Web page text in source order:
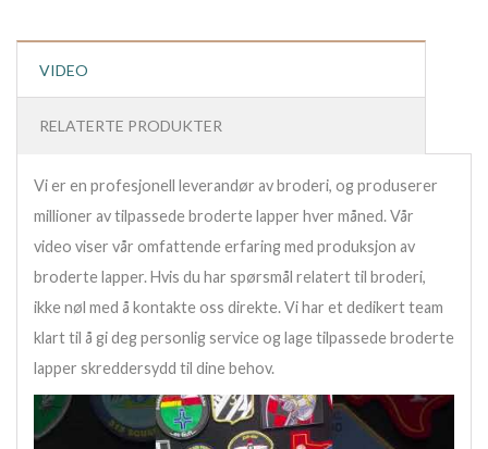
VIDEO
RELATERTE PRODUKTER
Vi er en profesjonell leverandør av broderi, og produserer
millioner av tilpassede broderte lapper hver måned. Vår
video viser vår omfattende erfaring med produksjon av
broderte lapper. Hvis du har spørsmål relatert til broderi,
ikke nøl med å kontakte oss direkte. Vi har et dedikert team
klart til å gi deg personlig service og lage tilpassede broderte
lapper skreddersydd til dine behov.